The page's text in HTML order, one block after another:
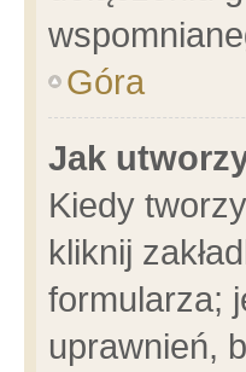
Góra
Jak
Kiedy
kliknij
formularza;
uprawnień,